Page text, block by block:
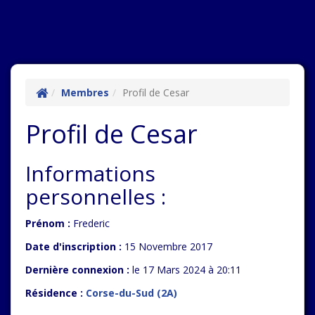
Membres Profil de Cesar
Profil de Cesar
Informations
personnelles :
Prénom : Frederic
Date d'inscription : 15 Novembre 2017
Dernière connexion : le 17 Mars 2024 à 20:11
Résidence : Corse-du-Sud (2A)